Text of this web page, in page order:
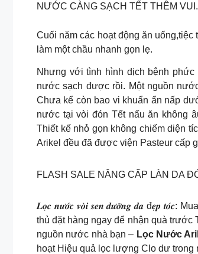
NƯỚC CÀNG SẠCH TẾT THÊM
Cuối năm các hoạt động ăn
làm một chầu nhanh gọn lẹ.
Nhưng với tình hình dịch bệnh
nước sạch được rồi. Một nguồn
Chưa kể còn bao vi khuẩn ẩn nấp
nước tại vòi đón Tết nấu ăn không
Thiết kế nhỏ gọn không chiếm diện
Arikel đều đã được viện Pasteur cấp
FLASH SALE NÂNG CẤP LÀN DA
𝑳𝒐̣𝒄 𝒏𝒖̛𝒐̛́𝒄 𝒗𝒐̀𝒊 𝒔𝒆𝒏 𝒅𝒖̛𝒐̛̃𝒏𝒈 𝒅𝒂 đ𝒆̣𝒑 𝒕𝒐́𝒄:
thủ đặt hàng ngay để nhận quà
nguồn nước nhà bạn – Lọc Nước
hoạt Hiệu quả lọc lượng Clo dư